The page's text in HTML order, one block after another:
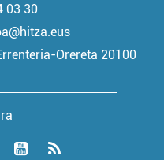
03 30
Orereta 20100